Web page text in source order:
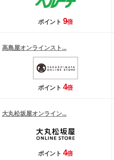
ポイント 9倍
高島屋オンラインスト...
ポイント 4倍
大丸松坂屋オンライン...
ポイント 4倍